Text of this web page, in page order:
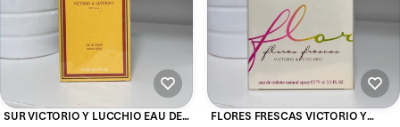
SUR VICTORIO Y LUCCHIO EAU DE
FLORES FRESCAS VICTORIO Y